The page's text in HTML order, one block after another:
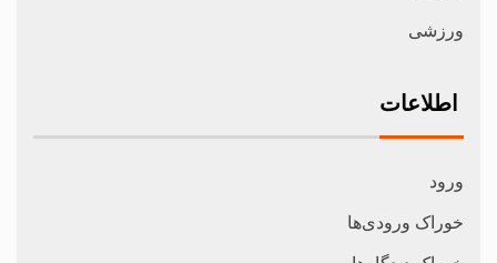
ورزشی
اطلاعات
ورود
خوراک ورودی‌ها